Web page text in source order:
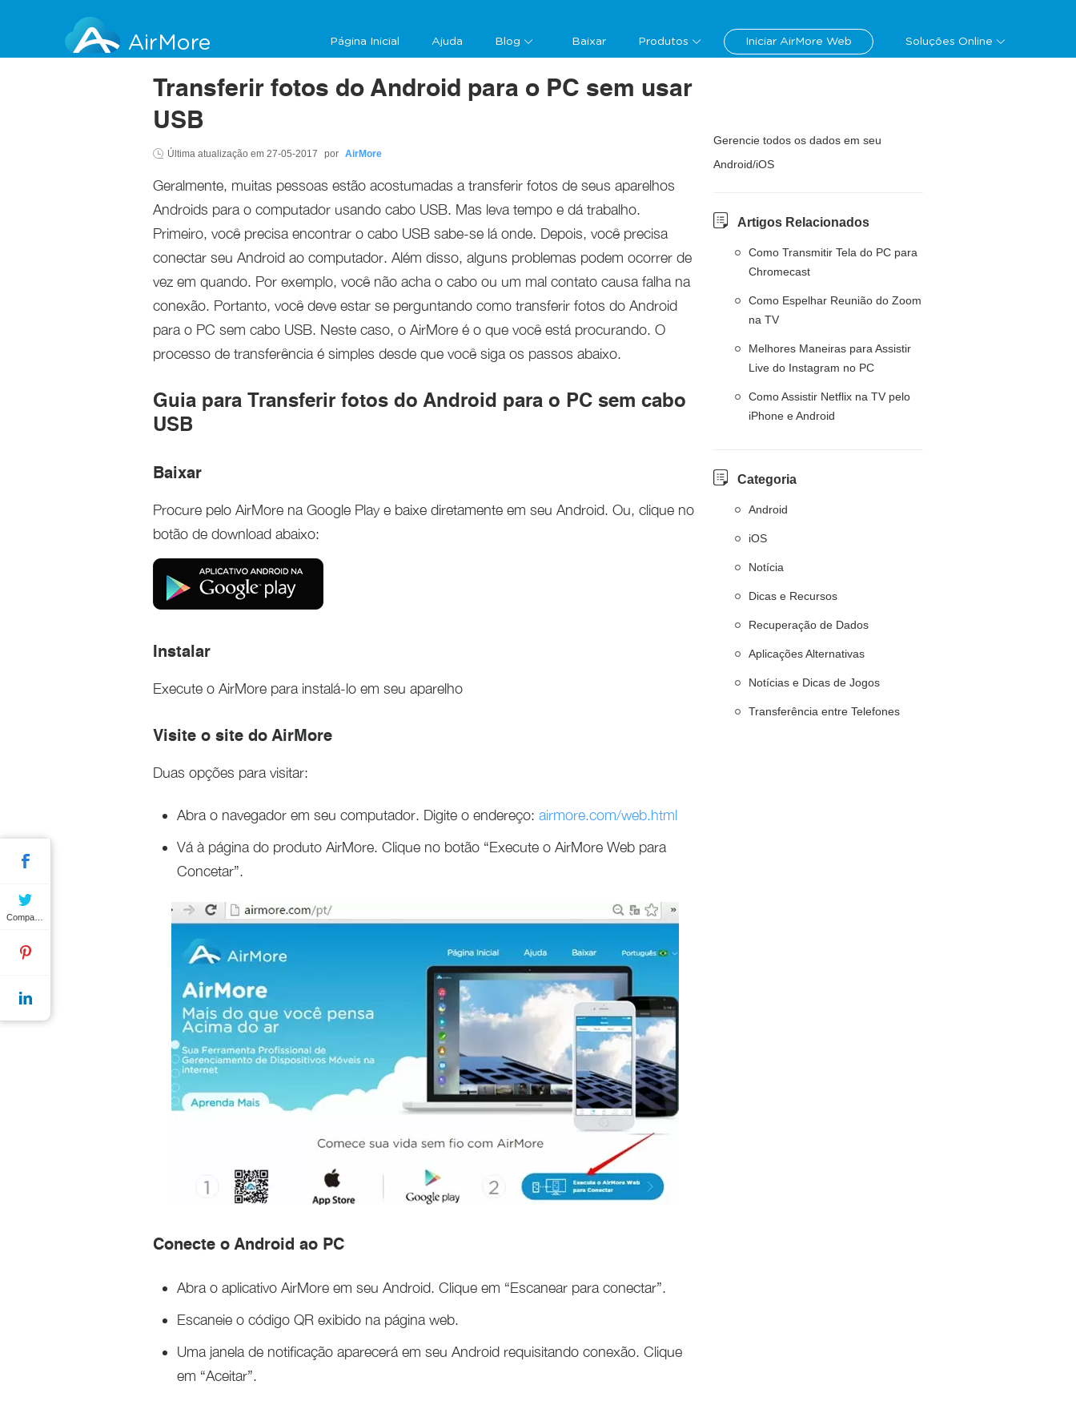
AirMore Página Inicial Ajuda Blog Baixar Produtos Iniciar AirMore Web Soluções Online
Transferir fotos do Android para o PC sem usar
USB
Última atualização em 27-05-2017 por AirMore
Geralmente, muitas pessoas estão acostumadas a transferir fotos de seus aparelhos
Androids para o computador usando cabo USB. Mas leva tempo e dá trabalho.
Primeiro, você precisa encontrar o cabo USB sabe-se lá onde. Depois, você precisa
conectar seu Android ao computador. Além disso, alguns problemas podem ocorrer de
vez em quando. Por exemplo, você não acha o cabo ou um mal contato causa falha na
conexão. Portanto, você deve estar se perguntando como transferir fotos do Android
para o PC sem cabo USB. Neste caso, o AirMore é o que você está procurando. O
processo de transferência é simples desde que você siga os passos abaixo.
Guia para Transferir fotos do Android para o PC sem cabo
USB
Baixar
Procure pelo AirMore na Google Play e baixe diretamente em seu Android. Ou, clique no
botão de download abaixo:
Instalar
Execute o AirMore para instalá-lo em seu aparelho
Visite o site do AirMore
Duas opções para visitar:
Abra o navegador em seu computador. Digite o endereço: airmore.com/web.html
Vá à página do produto AirMore. Clique no botão “Execute o AirMore Web para
Concetar”.
Conecte o Android ao PC
Abra o aplicativo AirMore em seu Android. Clique em “Escanear para conectar”.
Escaneie o código QR exibido na página web.
Uma janela de notificação aparecerá em seu Android requisitando conexão. Clique
em “Aceitar”.
Gerencie todos os dados em seu
Android/iOS
Artigos Relacionados
Como Transmitir Tela do PC para
Chromecast
Como Espelhar Reunião do Zoom
na TV
Melhores Maneiras para Assistir
Live do Instagram no PC
Como Assistir Netflix na TV pelo
iPhone e Android
Categoria
Android
iOS
Notícia
Dicas e Recursos
Recuperação de Dados
Aplicações Alternativas
Notícias e Dicas de Jogos
Transferência entre Telefones